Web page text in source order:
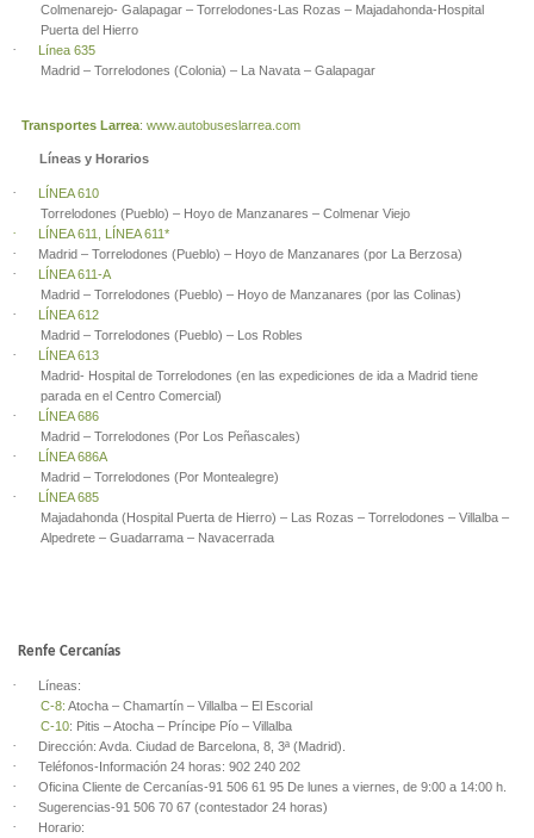
Colmenarejo- Galapagar – Torrelodones-Las Rozas – Majadahonda-Hospital
Puerta del Hierro
·
Línea 635
Madrid – Torrelodones (Colonia) – La Navata – Galapagar
Transportes Larrea: www.autobuseslarrea.com
Líneas y Horarios
·
LÍNEA 610
Torrelodones (Pueblo) – Hoyo de Manzanares – Colmenar Viejo
· LÍNEA 611, LÍNEA 611*
· Madrid – Torrelodones (Pueblo) – Hoyo de Manzanares (por La Berzosa)
·
LÍNEA 611-A
Madrid – Torrelodones (Pueblo) – Hoyo de Manzanares (por las Colinas)
·
LÍNEA 612
Madrid – Torrelodones (Pueblo) – Los Robles
·
LÍNEA 613
Madrid- Hospital de Torrelodones (en las expediciones de ida a Madrid tiene
parada en el Centro Comercial)
·
LÍNEA 686
Madrid – Torrelodones (Por Los Peñascales)
·
LÍNEA 686A
Madrid – Torrelodones (Por Montealegre)
·
LÍNEA 685
Majadahonda (Hospital Puerta de Hierro) – Las Rozas – Torrelodones – Villalba –
Alpedrete – Guadarrama – Navacerrada
Renfe Cercanías
·
Líneas:
C-8: Atocha – Chamartín – Villalba – El Escorial
C-10: Pitis – Atocha – Príncipe Pío – Villalba
· Dirección: Avda. Ciudad de Barcelona, 8, 3ª (Madrid).
· Teléfonos-Información 24 horas: 902 240 202
· Oficina Cliente de Cercanías-91 506 61 95 De lunes a viernes, de 9:00 a 14:00 h.
· Sugerencias-91 506 70 67 (contestador 24 horas)
·
Horario: